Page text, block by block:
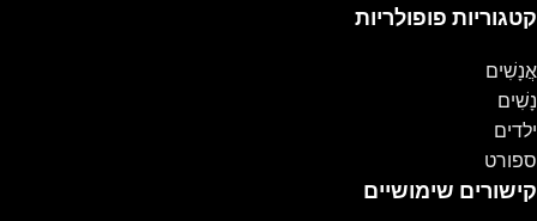
קטגוריות פופולריות
אֲנָשִׁים
נָשִׁים
ילדים
ספורט
קישורים שימושיים